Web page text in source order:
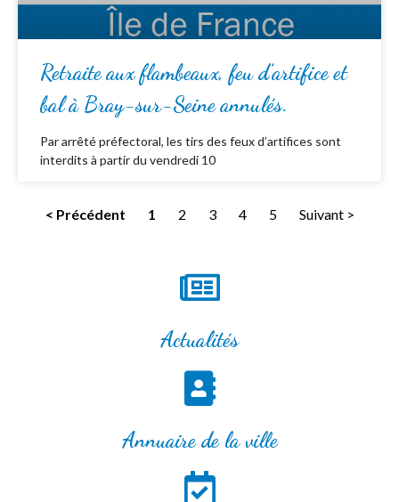
Retraite aux flambeaux, feu d’artifice et
bal à Bray-sur-Seine annulés.
Par arrêté préfectoral, les tirs des feux d’artifices sont
interdits à partir du vendredi 10
< Précédent 1 2 3 4 5 Suivant >
Actualités
Annuaire de la ville